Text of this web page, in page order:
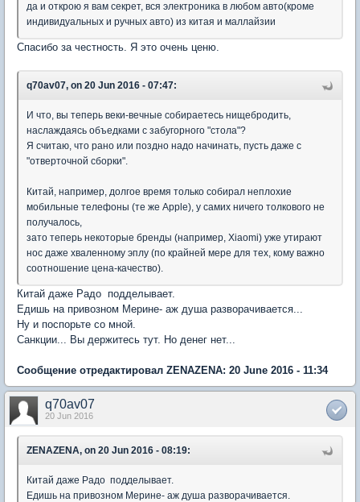
да и открою я вам секрет, вся электроника в любом авто(кроме
индивидуальных и ручных авто) из китая и маллайзии
Спасибо за честность. Я это очень ценю.
q70av07, on 20 Jun 2016 - 07:47:
И что, вы теперь веки-вечные собираетесь нищебродить,
наслаждаясь объедками с забугорного "стола"?
Я считаю, что рано или поздно надо начинать, пусть даже с
"отверточной сборки".
Китай, например, долгое время только собирал неплохие
мобильные телефоны (те же Apple), у самих ничего толкового не
получалось,
зато теперь некоторые бренды (например, Xiaomi) уже утирают
нос даже хваленному эплу (по крайней мере для тех, кому важно
соотношение цена-качество).
Китай даже Радо подделывает.
Едишь на привозном Мерине- аж душа разворачивается...
Ну и поспорьте со мной.
Санкции... Вы держитесь тут. Но денег нет...
Сообщение отредактировал ZENAZENA: 20 June 2016 - 11:34
q70av07
20 Jun 2016
ZENAZENA, on 20 Jun 2016 - 08:19:
Китай даже Радо подделывает.
Едишь на привозном Мерине- аж душа разворачивается.